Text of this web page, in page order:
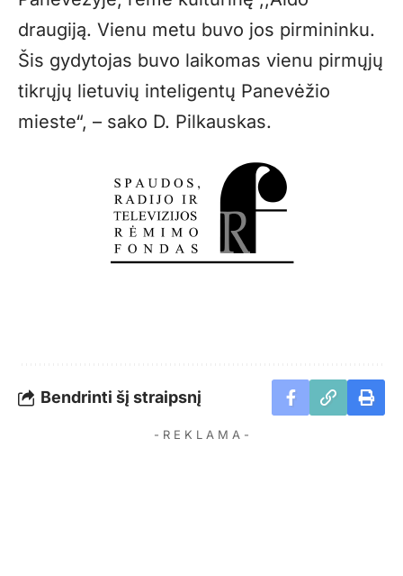
draugiją. Vienu metu buvo jos pirmininku.
Šis gydytojas buvo laikomas vienu pirmųjų
tikrųjų lietuvių inteligentų Panevėžio
mieste“, – sako D. Pilkauskas.
Bendrinti šį straipsnį
- R E K L A M A -